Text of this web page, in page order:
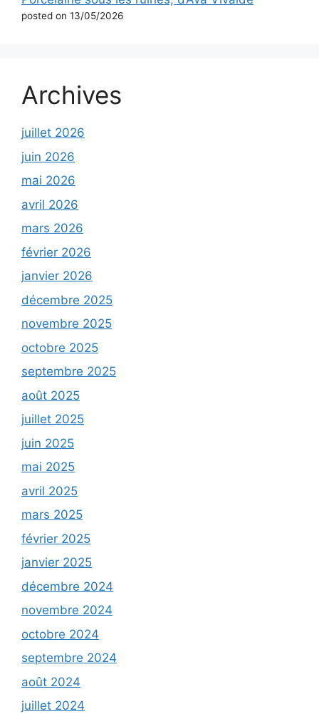
posted on 13/05/2026
Archives
juillet 2026
juin 2026
mai 2026
avril 2026
mars 2026
février 2026
janvier 2026
décembre 2025
novembre 2025
octobre 2025
septembre 2025
août 2025
juillet 2025
juin 2025
mai 2025
avril 2025
mars 2025
février 2025
janvier 2025
décembre 2024
novembre 2024
octobre 2024
septembre 2024
août 2024
juillet 2024